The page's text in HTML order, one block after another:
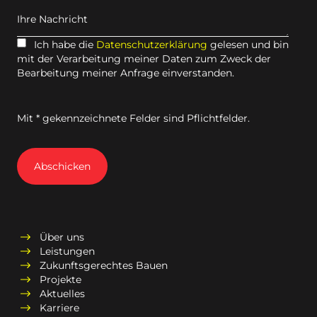
Ihre Nachricht
Ich habe die Datenschutzerklärung gelesen und bin
mit der Verarbeitung meiner Daten zum Zweck der
Bearbeitung meiner Anfrage einverstanden.
Mit * gekennzeichnete Felder sind Pflichtfelder.
Abschicken
Über uns
Leistungen
Zukunftsgerechtes Bauen
Projekte
Aktuelles
Karriere